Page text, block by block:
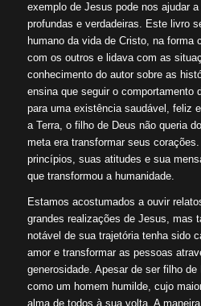
exemplo de Jesus pode nos ajudar
profundas e verdadeiras. Este livro
humano da vida de Cristo, na forma
com os outros e lidava com as
conhecimento do autor sobre as
ensina que seguir o comportamento
para uma existência saudável, feliz
a Terra, o filho de Deus não queria
meta era transformar seus
princípios, suas atitudes e sua
que transformou a humanidade.
Estamos acostumados a ouvir
grandes realizações de Jesus, mas
notável de sua trajetória tenha sido
amor e transformar as pessoas
generosidade. Apesar de ser filho
como um homem humilde, cujo
alma de todos à sua volta. A